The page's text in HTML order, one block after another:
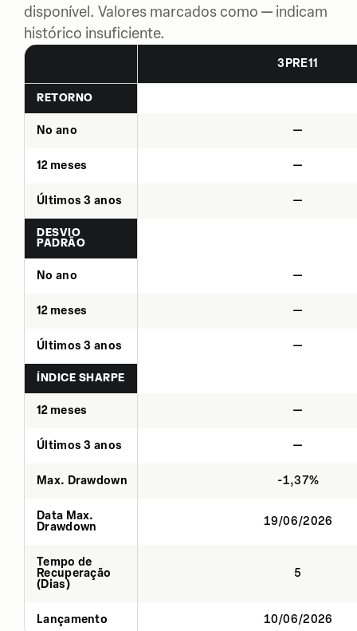
disponível. Valores marcados como — indicam
histórico insuficiente.
3PRE11
RETORNO
No ano —
12 meses —
Últimos 3 anos —
DESVIO
PADRÃO
No ano —
12 meses —
Últimos 3 anos —
ÍNDICE SHARPE
12 meses —
Últimos 3 anos —
Max. Drawdown -1,37%
Data Max.
Drawdown
19/06/2026
Tempo de
Recuperação
(Dias)
5
Lançamento 10/06/2026